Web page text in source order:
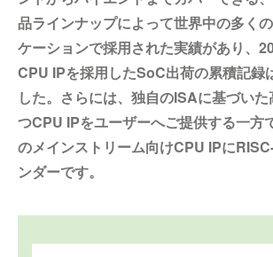
品ラインナップによって世界中の多く
ケーションで採用された実績があり、
CPU IPを採用したSoC出荷の累積記録
した。さらには、独自のISAに基づい
つCPU IPをユーザーへご提供する一方
のメインストリーム向けCPU IPに
ンダーです。